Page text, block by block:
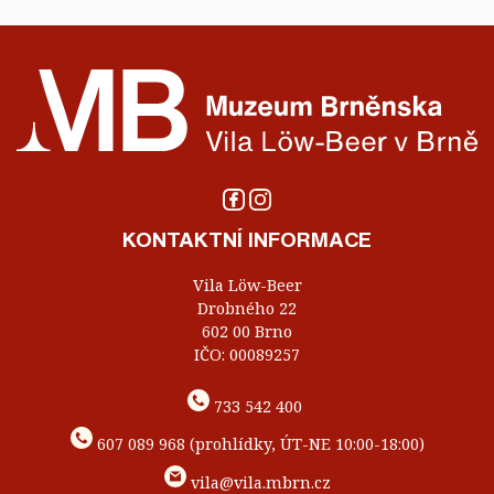
KONTAKTNÍ INFORMACE
Vila Löw-Beer
Drobného 22
602 00 Brno
IČO: 00089257
733 542 400
607 089 968 (prohlídky, ÚT-NE 10:00-18:00)
vila@vila.mbrn.cz